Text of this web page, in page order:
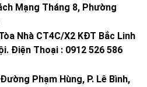
Mạng Tháng 8, Phường
Nhà CT4C/X2 KĐT Bắc Linh
Điện Thoại : 0912 526 586
Phạm Hùng, P. Lê Bình,